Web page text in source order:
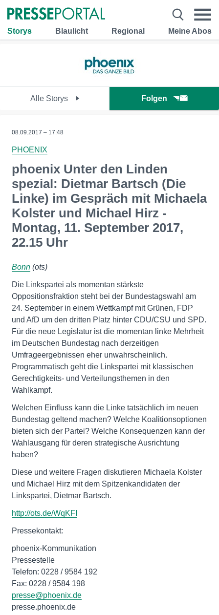
Storys Blaulicht Regional Meine Abos
Alle Storys Folgen
08.09.2017 – 17:48
PHOENIX
phoenix Unter den Linden
spezial: Dietmar Bartsch (Die
Linke) im Gespräch mit Michaela
Kolster und Michael Hirz -
Montag, 11. September 2017,
22.15 Uhr
Bonn (ots)
Die Linkspartei als momentan stärkste
Oppositionsfraktion steht bei der Bundestagswahl am
24. September in einem Wettkampf mit Grünen, FDP
und AfD um den dritten Platz hinter CDU/CSU und SPD.
Für die neue Legislatur ist die momentan linke Mehrheit
im Deutschen Bundestag nach derzeitigen
Umfrageergebnissen eher unwahrscheinlich.
Programmatisch geht die Linkspartei mit klassischen
Gerechtigkeits- und Verteilungsthemen in den
Wahlkampf.
Welchen Einfluss kann die Linke tatsächlich im neuen
Bundestag geltend machen? Welche Koalitionsoptionen
bieten sich der Partei? Welche Konsequenzen kann der
Wahlausgang für deren strategische Ausrichtung
haben?
Diese und weitere Fragen diskutieren Michaela Kolster
und Michael Hirz mit dem Spitzenkandidaten der
Linkspartei, Dietmar Bartsch.
http://ots.de/WqKFI
Pressekontakt:
phoenix-Kommunikation
Pressestelle
Telefon: 0228 / 9584 192
Fax: 0228 / 9584 198
presse@phoenix.de
presse.phoenix.de